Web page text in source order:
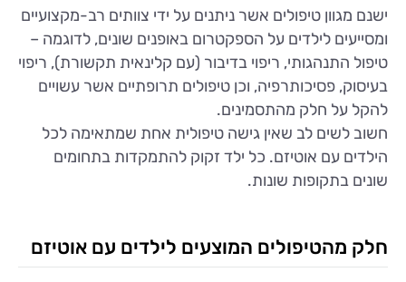
ישנם מגוון טיפולים אשר ניתנים על ידי צוותים רב-מקצועיים
ומסייעים לילדים על הספקטרום באופנים שונים, לדוגמה –
טיפול התנהגותי, ריפוי בדיבור (עם קלינאית תקשורת), ריפוי
בעיסוק, פסיכותרפיה, וכן טיפולים תרופתיים אשר עשויים
להקל על חלק מהתסמינים.
חשוב לשים לב שאין גישה טיפולית אחת שמתאימה לכל
הילדים עם אוטיזם. כל ילד זקוק להתמקדות בתחומים
שונים בתקופות שונות.
חלק מהטיפולים המוצעים לילדים עם אוטיזם